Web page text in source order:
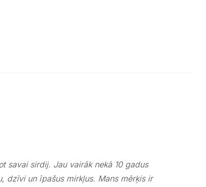
dzīvi un īpašus mirkļus. Mans mērķis ir